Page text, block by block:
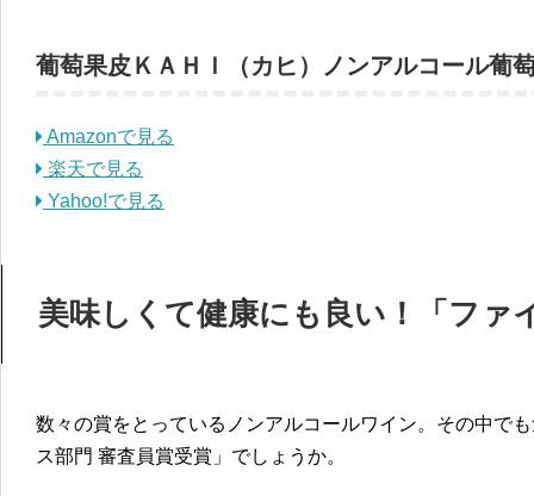
葡萄果皮ＫＡＨＩ（カヒ）ノンアルコール葡
Amazonで見る
楽天で見る
Yahoo!で見る
美味しくて健康にも良い！「ファ
数々の賞をとっているノンアルコールワイン。その中で
ス部門 審査員賞受賞」でしょうか。